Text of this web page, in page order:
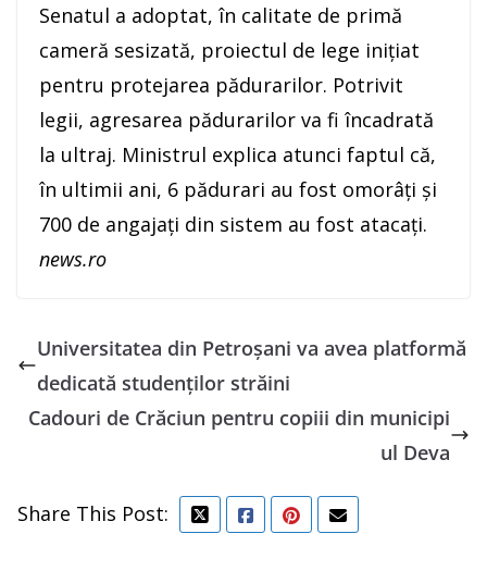
Senatul a adoptat, în calitate de primă
cameră sesizată, proiectul de lege iniţiat
pentru protejarea pădurarilor. Potrivit
legii, agresarea pădurarilor va fi încadrată
la ultraj. Ministrul explica atunci faptul că,
în ultimii ani, 6 pădurari au fost omorâţi şi
700 de angajaţi din sistem au fost atacaţi.
news.ro
Universitatea din Petroșani va avea platformă
dedicată studenților străini
Cadouri de Crăciun pentru copiii din municipi
ul Deva
Share This Post: